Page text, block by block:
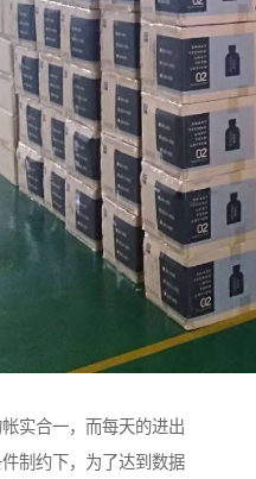
实合一，而每天的进出
制约下，为了达到数据